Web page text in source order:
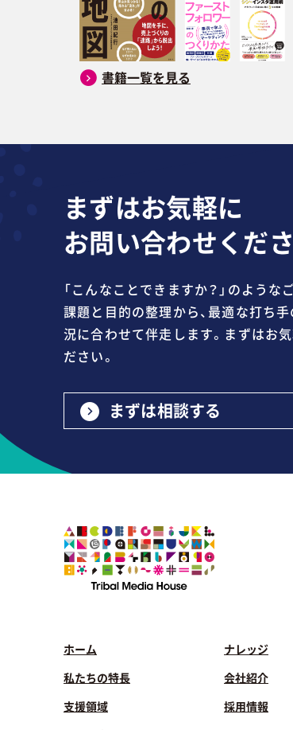
書籍一覧を見る
まずはお気軽に
お問い合わせくだ
「こんなことできますか？」のような
課題と目的の整理から、最適な打ち
況に合わせて伴走します。まずはお
ださい。
まずは相談する
ホーム
私たちの特長
支援領域
ナレッジ
会社紹介
採用情報